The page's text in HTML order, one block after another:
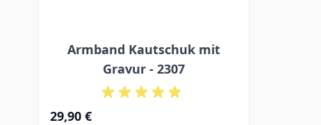
Armband Kautschuk mit
Gravur - 2307
29,90 €